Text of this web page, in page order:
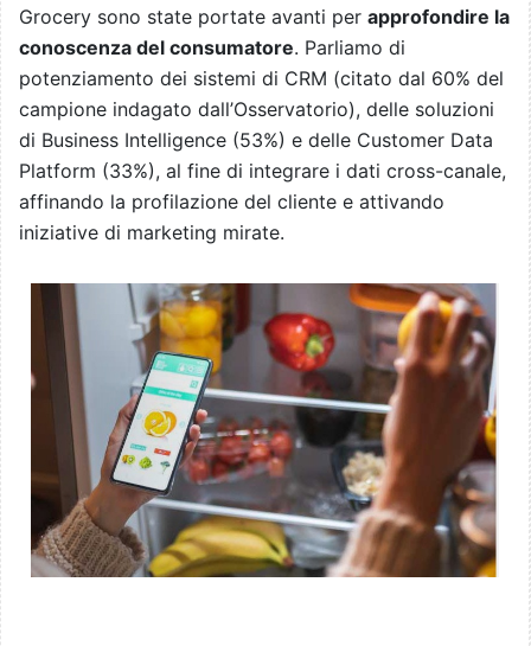
Grocery sono state portate avanti per approfondire la
conoscenza del consumatore. Parliamo di
potenziamento dei sistemi di CRM (citato dal 60% del
campione indagato dall’Osservatorio), delle soluzioni
di Business Intelligence (53%) e delle Customer Data
Platform (33%), al fine di integrare i dati cross-canale,
affinando la profilazione del cliente e attivando
iniziative di marketing mirate.